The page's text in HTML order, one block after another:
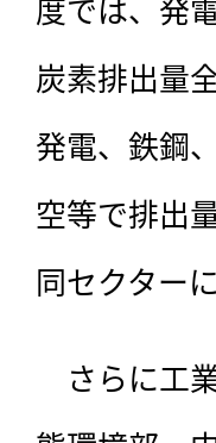
炭素排出量
発電、鉄鋼
空等で排出
同セクター
さらに工